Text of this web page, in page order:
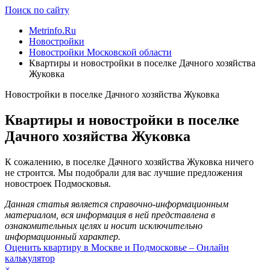
Поиск по сайту
Metrinfo.Ru
Новостройки
Новостройки Московской области
Квартиры и новостройки в поселке Дачного хозяйства
Жуковка
Новостройки в поселке Дачного хозяйства Жуковка
Квартиры и новостройки в поселке
Дачного хозяйства Жуковка
К сожалению, в поселке Дачного хозяйства Жуковка ничего
не строится. Мы подобрали для вас лучшие предложения
новостроек Подмосковья.
Данная статья является справочно-информационным
материалом, вся информация в ней представлена в
ознакомительных целях и носит исключительно
информационный характер.
Оценить квартиру в Москве и Подмосковье – Онлайн
калькулятор